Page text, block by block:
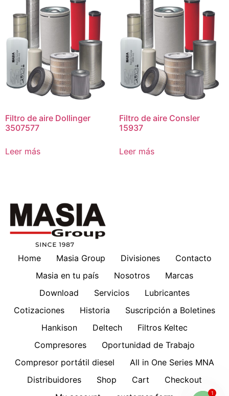
Filtro de aire Dollinger
3507577
Leer más
Filtro de aire Consler
15937
Leer más
Home Masia Group Divisiones
Contacto
Masia en tu país
Nosotros
Marcas
Download
Servicios
Lubricantes
Cotizaciones
Historia
Suscripción a Boletines
Hankison
Deltech
Filtros Keltec
Compresores
Oportunidad de Trabajo
Compresor portátil diesel
All in One Series MNA
Distribuidores
Shop Cart
Checkout
1